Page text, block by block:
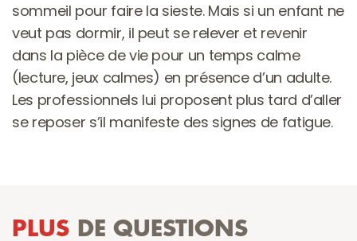
sommeil pour faire la sieste. Mais si un enfant ne
veut pas dormir, il peut se relever et revenir
dans la pièce de vie pour un temps calme
(lecture, jeux calmes) en présence d’un adulte.
Les professionnels lui proposent plus tard d’aller
se reposer s’il manifeste des signes de fatigue.
PLUS DE QUESTIONS